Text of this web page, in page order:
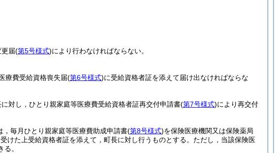
届(第5号様式)により行わなければならない。
療費受給資格喪失届(第6号様式)に受給資格者証を添えて届け出なければならな
対し，ひとり親家庭等医療費受給資格者証再交付申請書(第7号様式)により再交付
，毎月ひとり親家庭等医療費助成申請書(第8号様式)を保険医療機関又は保険薬局
けた上受給資格者証を添えて，町長に対し行うものとする。 ただし，当該保険医
。